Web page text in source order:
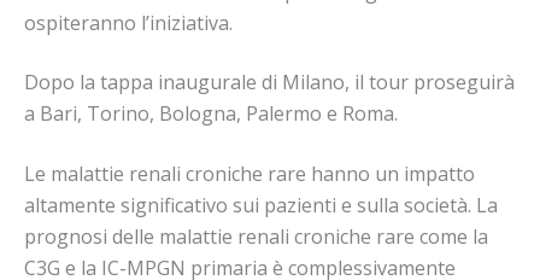
ospiteranno l’iniziativa.
Dopo la tappa inaugurale di Milano, il tour proseguirà
a Bari, Torino, Bologna, Palermo e Roma.
Le malattie renali croniche rare hanno un impatto
altamente significativo sui pazienti e sulla società. La
prognosi delle malattie renali croniche rare come la
C3G e la IC-MPGN primaria è complessivamente